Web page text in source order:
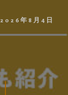
2026年8月4日